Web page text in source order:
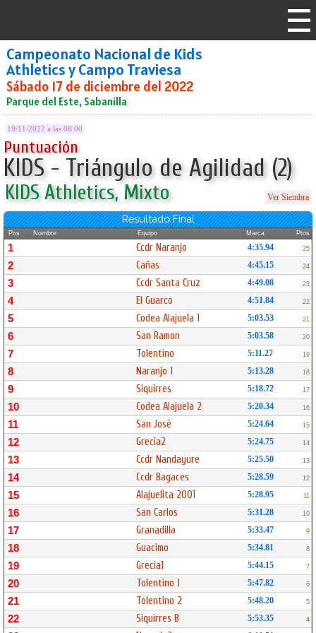
Campeonato Nacional de Kids
Athletics y Campo Traviesa
Sábado 17 de diciembre del 2022
Parque del Este, Sabanilla
19/11/2022 a las 08:00
Puntuación
KIDS - Triángulo de Agilidad (2)
KIDS Athletics, Mixto Ver Siembra
Resultado Final
Pos Nombre Equipo Marca Ptos
1 Ccdr Naranjo 4:35.94 25
2 Cañas 4:45.15 24
3 Ccdr Santa Cruz 4:49.08 23
4 El Guarco 4:51.84 22
5 Codea Alajuela 1 5:03.53 21
6 San Ramon 5:03.58 20
7 Tolentino 5:11.27 19
8 Naranjo 1 5:13.28 18
9 Siquirres 5:18.72 17
10 Codea Alajuela 2 5:20.34 16
11 San José 5:24.64 15
12 Grecia2 5:24.75 14
13 Ccdr Nandayure 5:25.50 13
14 Ccdr Bagaces 5:28.59 12
15 Alajuelita 2001 5:28.95 11
16 San Carlos 5:31.28 10
17 Granadilla 5:33.47 9
18 Guacimo 5:34.81 8
19 Grecia1 5:44.15 7
20 Tolentino 1 5:47.82 6
21 Tolentino 2 5:48.20 5
22 Siquirres B 5:53.35 4